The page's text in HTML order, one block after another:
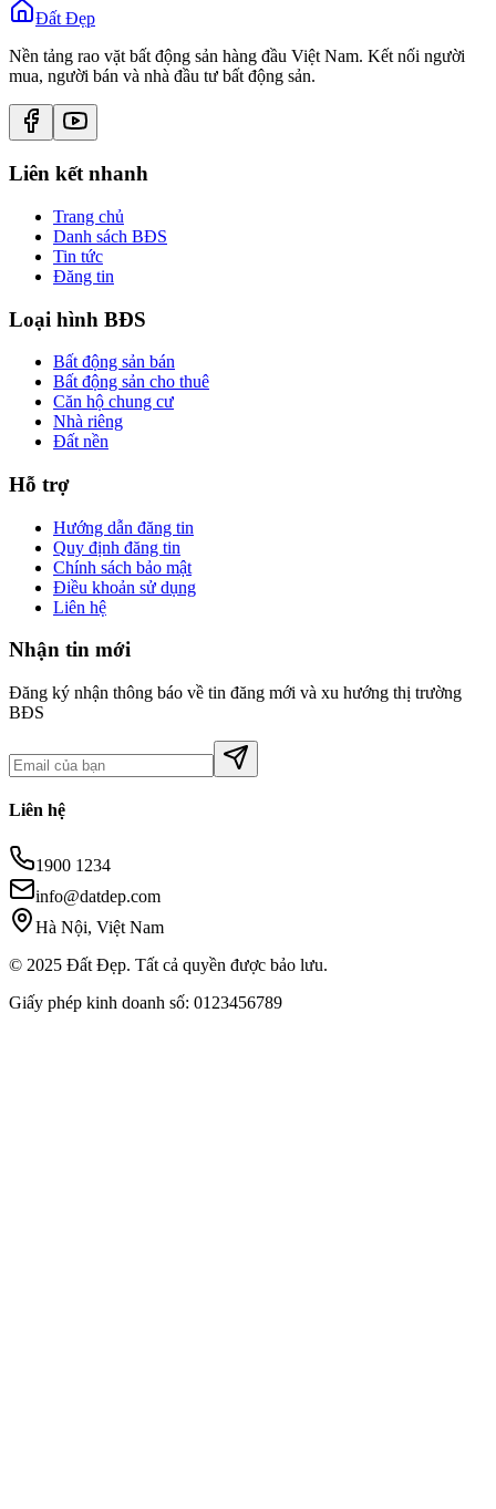
Đất Đẹp
Nền tảng rao vặt bất động sản hàng đầu Việt Nam. Kết nối người
mua, người bán và nhà đầu tư bất động sản.
Liên kết nhanh
Trang chủ
Danh sách BĐS
Tin tức
Đăng tin
Loại hình BĐS
Bất động sản bán
Bất động sản cho thuê
Căn hộ chung cư
Nhà riêng
Đất nền
Hỗ trợ
Hướng dẫn đăng tin
Quy định đăng tin
Chính sách bảo mật
Điều khoản sử dụng
Liên hệ
Nhận tin mới
Đăng ký nhận thông báo về tin đăng mới và xu hướng thị trường
BĐS
Liên hệ
1900 1234
info@datdep.com
Hà Nội, Việt Nam
© 2025 Đất Đẹp. Tất cả quyền được bảo lưu.
Giấy phép kinh doanh số: 0123456789